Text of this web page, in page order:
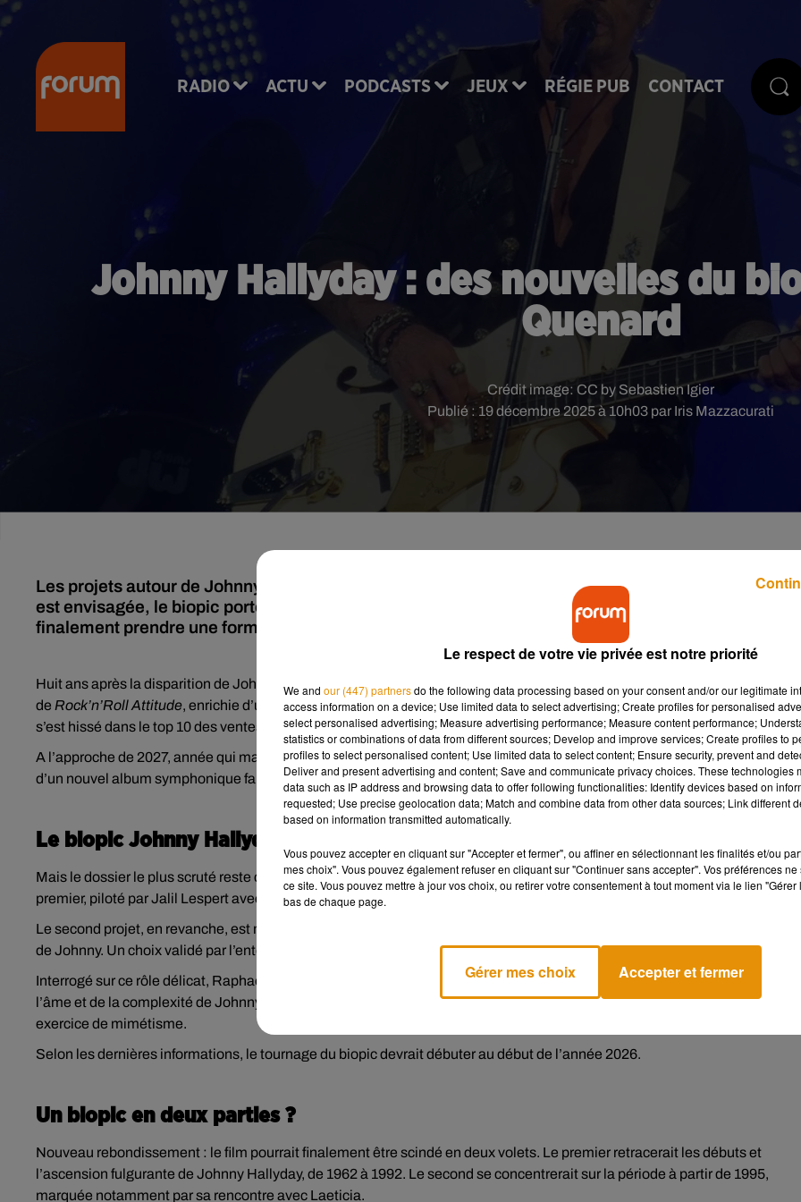
RADIO ACTU PODCASTS JEUX RÉGIE PUB CONTACT
Johnny Hallyday : des nouvelles du
Quenard
Publié : 19 décembre 2025 à 10h03 par Iris Mazzacurati
Crédit image: CC by Sebastien Igier
Les projets autour de Johnny Hallyday se multiplient. Alors qu’une nouvelle exploitation musicale
est envisagée, le biopic porté par Raphaël Quenard connaît un rebondissement majeur et pourrait
finalement prendre une forme inattendue.
Huit ans après la disparition de Johnny Hallyday, son héritage artistique continue d’alimenter l’actualité. La récente
de Rock’n’Roll Attitude, enrichie d’un duo inédit avec Michel Berger, a rencontré un accueil solide dans les charts. Le
s’est hissé dans le top 10 des ventes, confirmant l’intérêt intact du public.
A l’approche de 2027, année qui marquera les dix ans de sa disparition, d’autres projets sont déjà à l’étude. Parmi eux,
d’un nouvel album symphonique fait son chemin, portée par le succès massif du premier volume paru en 2020.
Le biopic Johnny Hallyday toujours en développement
Mais le dossier le plus scruté reste celui du biopic Johnny Hallyday. Deux longs-métrages étaient initialement envisagés.
premier, piloté par Jalil Lespert avec Matthias Schoenaerts, a été abandonné, notamment pour des raisons financières.
Le second projet, en revanche, est maintenu. Il est confié au réalisateur Cédric Jimenez, avec Raphaël Quenard dans le
de Johnny. Un choix validé par l’entourage du chanteur et notamment par Laeticia Hallyday.
Interrogé sur ce rôle délicat, Raphaël Quenard a expliqué que l’objectif n’était pas l’imitation pure, mais la restitution de
l’âme et de la complexité de Johnny Hallyday. Une approche assumée par le réalisateur, qui souhaite éviter le simple
exercice de mimétisme.
Selon les dernières informations, le tournage du biopic devrait débuter au début de l’année 2026.
Un biopic en deux parties ?
Nouveau rebondissement : le film pourrait finalement être scindé en deux volets. Le premier retracerait les débuts et
l’ascension fulgurante de Johnny Hallyday, de 1962 à 1992. Le second se concentrerait sur la période à partir de 1995,
marquée notamment par sa rencontre avec Laeticia.
Le respect de votre vie privée est notre priorité
We and our (447) partnersdo the following data processing based on your consent and/or our legitimate
access information on a device; Use limited data to select advertising; Create profiles for personalised
select personalised advertising; Measure advertising performance; Measure content performance;
statistics or combinations of data from different sources; Develop and improve services; Create profiles to
profiles to select personalised content; Use limited data to select content; Ensure security, prevent and
Deliver and present advertising and content; Save and communicate privacy choices. These technologies
data such as IP address and browsing data to offer following functionalities: Identify devices based on
requested; Use precise geolocation data; Match and combine data from other data sources; Link different
based on information transmitted automatically.
Vous pouvez accepter en cliquant sur "Accepter et fermer", ou affiner en sélectionnant les finalités et/ou
mes choix". Vous pouvez également refuser en cliquant sur "Continuer sans accepter". Vos préférences
ce site. Vous pouvez mettre à jour vos choix, ou retirer votre consentement à tout moment via le lien
bas de chaque page.
Gérer mes choix Accepter et fermer